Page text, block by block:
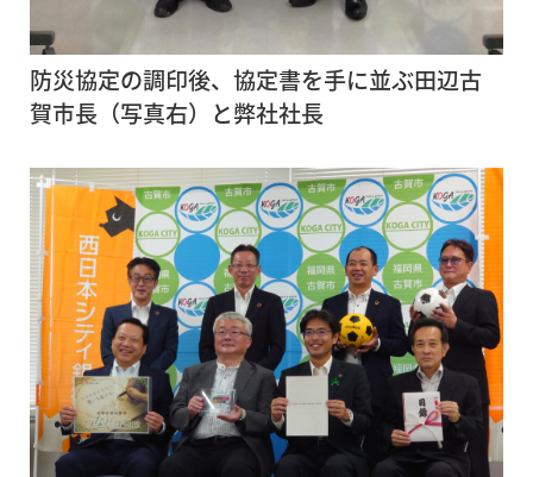
防災協定の調印後、協定書を手に並ぶ田辺古
賀市長（写真右）と弊社社長